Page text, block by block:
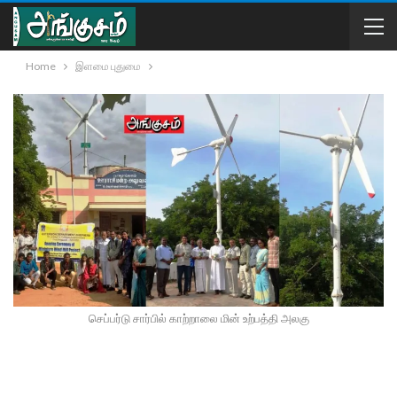
Home இளமை புதுமை
செப்பர்டு சார்பில் காற்றாலை மின் உற்பத்தி அலகு